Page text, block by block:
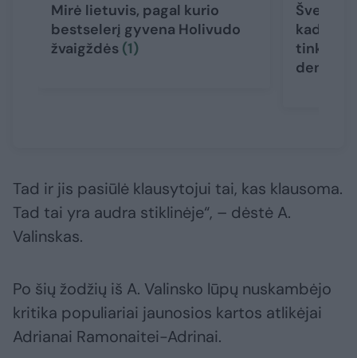
Mirė lietuvis, pagal kurio
bestselerį gyvena Holivudo
žvaigždės (1)
kadras
tinklus:
dengė
Tad ir jis pasiūlė klausytojui tai, kas klausoma.
Tad tai yra audra stiklinėje“, – dėstė A.
Valinskas.
Po šių žodžių iš A. Valinsko lūpų nuskambėjo
kritika populiariai jaunosios kartos atlikėjai
Adrianai Ramonaitei-Adrinai.